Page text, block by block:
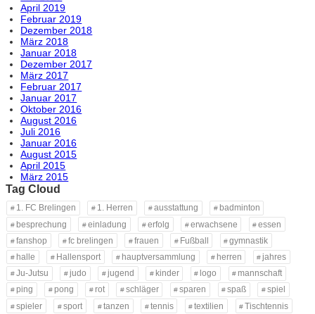
April 2019
Februar 2019
Dezember 2018
März 2018
Januar 2018
Dezember 2017
März 2017
Februar 2017
Januar 2017
Oktober 2016
August 2016
Juli 2016
Januar 2016
August 2015
April 2015
März 2015
Tag Cloud
1. FC Brelingen 1. Herren ausstattung
badminton
besprechung
einladung erfolg erwachsene
essen
fanshop
fc brelingen frauen Fußball
gymnastik
halle
Hallensport hauptversammlung herren
jahres
Ju-Jutsu
judo jugend kinder logo
mannschaft
ping
pong rot schläger sparen spaß
spiel
spieler
sport tanzen tennis textilien
Tischtennis